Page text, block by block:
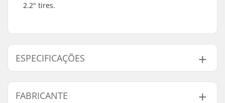
2.2" tires.
ESPECIFICAÇÕES
BMX Disciplina:
Freestyle BMX
Diâmetro da roda:
FABRICANTE